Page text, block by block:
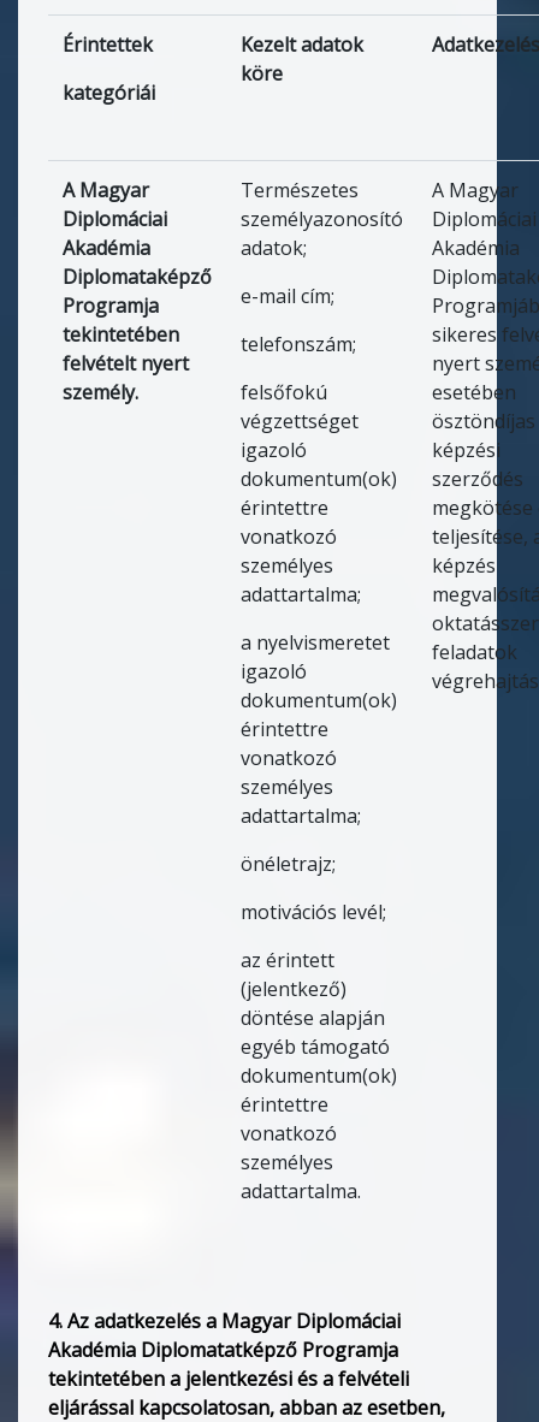
Érintettek
kategóriái
Kezelt adatok
köre
A Magyar
Diplomáciai
Akadémia
Diplomataképző
Programja
tekintetében
felvételt nyert
személy.
Természetes
személyazonosító
adatok;
e-mail cím;
telefonszám;
felsőfokú
végzettséget
igazoló
dokumentum(ok)
érintettre
vonatkozó
személyes
adattartalma;
a nyelvismeretet
igazoló
dokumentum(ok)
érintettre
vonatkozó
személyes
adattartalma;
önéletrajz;
motivációs levél;
az érintett
(jelentkező)
döntése alapján
egyéb támogató
dokumentum(ok)
érintettre
vonatkozó
személyes
adattartalma.
A Magyar
Diplomáciai
Akadémia
sikeres
nyert
esetében
ösztöndíjas
képzési
szerződés
megkötése
teljesítése,
képzés
feladatok
4. Az adatkezelés a Magyar Diplomáciai
Akadémia Diplomatatképző Programja
tekintetében a jelentkezési és a felvételi
eljárással kapcsolatosan, abban az esetben,